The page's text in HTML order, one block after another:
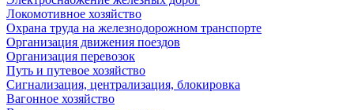
Локомотивное хозяйство
Охрана труда на железнодорожном транспорте
Организация движения поездов
Организация перевозок
Путь и путевое хозяйство
Сигнализация, централизация, блокировка
Вагонное хозяйство